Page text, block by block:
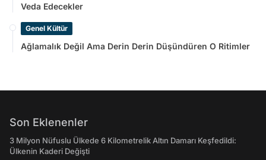
Veda Edecekler
Genel Kültür
Ağlamalık Değil Ama Derin Derin Düşündüren O Ritimler
Son Eklenenler
3 Milyon Nüfuslu Ülkede 6 Kilometrelik Altın Damarı Keşfedildi:
Ülkenin Kaderi Değişti